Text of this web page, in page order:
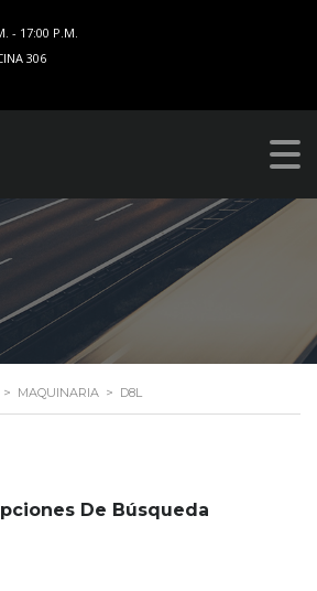
- 17:00 P.M.
306
> MAQUINARIA > D8L
De Búsqueda